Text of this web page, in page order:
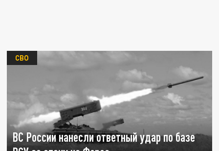
ВС России нанесли ответный удар по базе
СВО